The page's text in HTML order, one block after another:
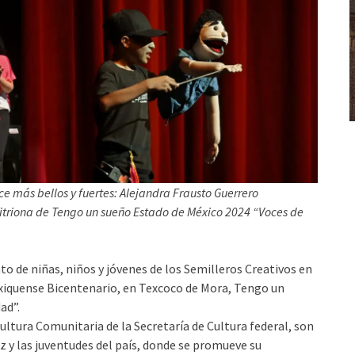
más bellos y fuertes: Alejandra Frausto Guerrero
de Tengo un sueño Estado de México 2024 “Voces de
de niñas, niños y jóvenes de los Semilleros Creativos en
Bicentenario, en Texcoco de Mora, Tengo un
Comunitaria de la Secretaría de Cultura federal, son
las juventudes del país, donde se promueve su